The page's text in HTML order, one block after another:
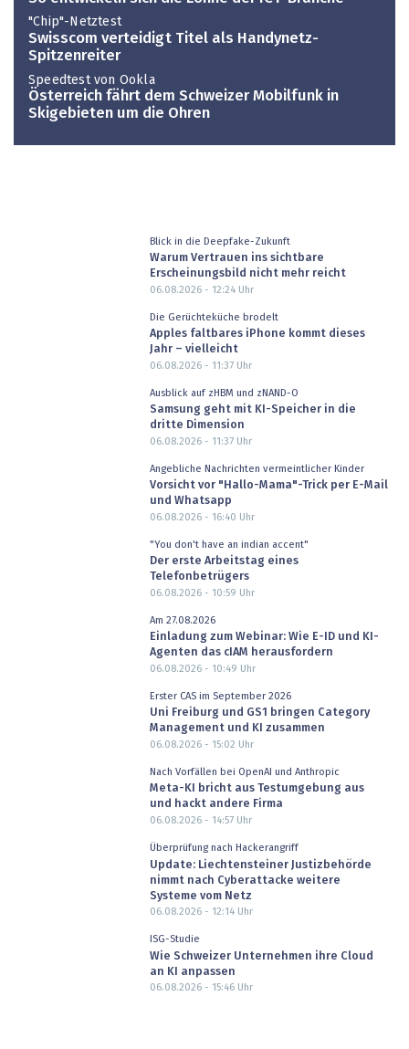
"Chip"-Netztest
Swisscom verteidigt Titel als Handynetz-
Spitzenreiter
Speedtest von Ookla
Österreich fährt dem Schweizer Mobilfunk in
Skigebieten um die Ohren
Blick in die Deepfake-Zukunft
Warum Vertrauen ins sichtbare
Erscheinungsbild nicht mehr reicht
06.08.2026 - 12:24Uhr
Die Gerüchteküche brodelt
Apples faltbares iPhone kommt dieses
Jahr – vielleicht
06.08.2026 - 11:37Uhr
Ausblick auf zHBM und zNAND-O
Samsung geht mit KI-Speicher in die
dritte Dimension
06.08.2026 - 11:37Uhr
Angebliche Nachrichten vermeintlicher Kinder
Vorsicht vor "Hallo-Mama"-Trick per E-Mail
und Whatsapp
06.08.2026 - 16:40 Uhr
"You don't have an indian accent"
Der erste Arbeitstag eines
Telefonbetrügers
06.08.2026 - 10:59 Uhr
Am 27.08.2026
Einladung zum Webinar: Wie E-ID und KI-
Agenten das cIAM herausfordern
06.08.2026 - 10:49 Uhr
Erster CAS im September 2026
Uni Freiburg und GS1 bringen Category
Management und KI zusammen
06.08.2026 - 15:02 Uhr
Nach Vorfällen bei OpenAI und Anthropic
Meta-KI bricht aus Testumgebung aus
und hackt andere Firma
06.08.2026 - 14:57Uhr
Überprüfung nach Hackerangriff
Update: Liechtensteiner Justizbehörde
nimmt nach Cyberattacke weitere
Systeme vom Netz
06.08.2026 - 12:14Uhr
ISG-Studie
Wie Schweizer Unternehmen ihre Cloud
an KI anpassen
06.08.2026 - 15:46Uhr